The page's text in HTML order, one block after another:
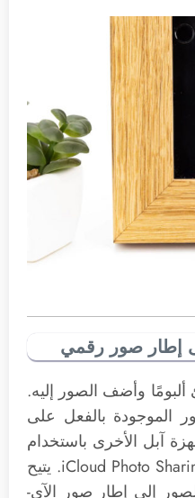
إطار صور رقمي
وأضف الصور إليه.
الموجودة بالفعل على
آبل الأخرى باستخدام
“مشاركة صور آي-كلاود” iCloud Photo Sharing. يتيح
إلى إطار صور الآي-